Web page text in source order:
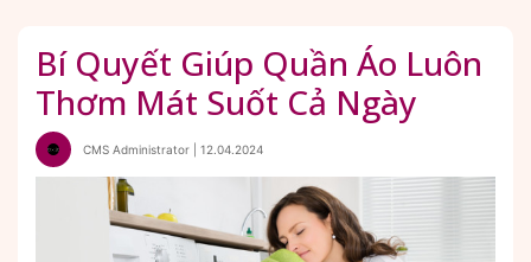
Bí Quyết Giúp Quần Áo Luôn
Thơm Mát Suốt Cả Ngày
CMS Administrator | 12.04.2024